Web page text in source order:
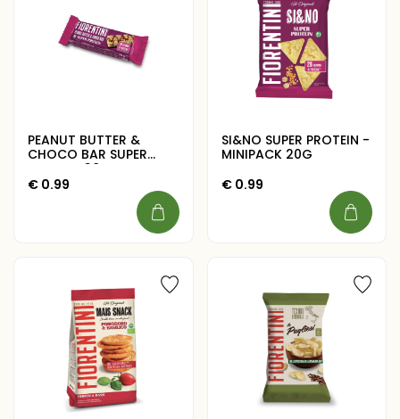
PEANUT BUTTER &
CHOCO BAR SUPER
PROTEIN 38G
€ 0.99
SI&NO SUPER PROTEIN -
MINIPACK 20G
€0.99